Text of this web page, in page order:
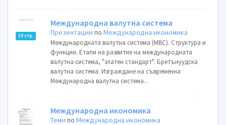
14 стр.
Международна валутна система
Презентации поМеждународна икономика
Международната валутна система (МВС). Структура и
функции. Етапи на развитие на международната
валутна система, "златен стандарт". Бретънуудска
валутна система. Изграждане на съвременна
Международна валутна система...
Международна икономика
Теми поМеждународна икономика